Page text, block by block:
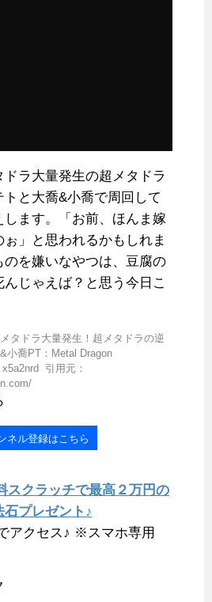
ラ大量発生の超メタドラ
と大喬&小喬で周回して
します。「お前、ほんま嫁
」と思われるかもしれま
を嫌いなやつは、豆腐の
じゃえば？と思う今日こ
タドラ大量発生！超メタドラの逆
喬PT：Metal Dragon
引用元：
ネル登録はこちら
スクラッチで最高２万円の
石プレゼント♪
アクセス♪ ※スマホ専用